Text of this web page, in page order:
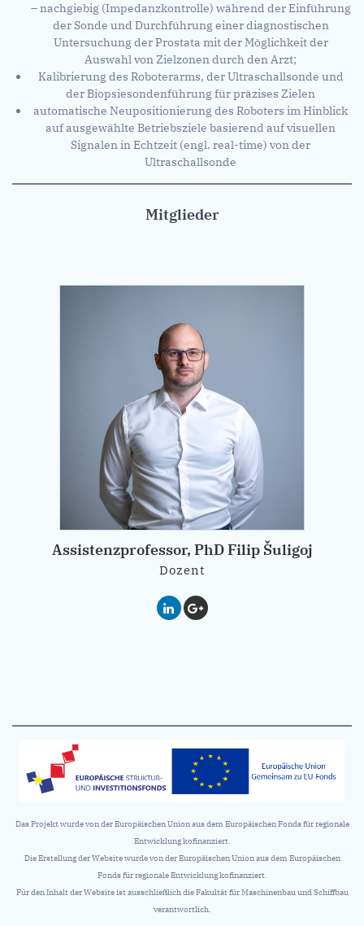
– nachgiebig (Impedanzkontrolle) während der Einführung
der Sonde und Durchführung einer diagnostischen
Untersuchung der Prostata mit der Möglichkeit der
Auswahl von Zielzonen durch den Arzt;
Kalibrierung des Roboterarms, der Ultraschallsonde und
der Biopsiesondenführung für präzises Zielen
automatische Neupositionierung des Roboters im Hinblick
auf ausgewählte Betriebsziele basierend auf visuellen
Signalen in Echtzeit (engl. real-time) von der
Ultraschallsonde
Mitglieder
Assistenzprofessor, PhD Filip Šuligoj
Dozent
Das Projekt wurde von der Europäischen Union aus dem Europäischen Fonds für regionale
Entwicklung kofinanziert.
Die Erstellung der Website wurde von der Europäischen Union aus dem Europäischen
Fonds für regionale Entwicklung kofinanziert.
Für den Inhalt der Website ist ausschließlich die Fakultät für Maschinenbau und Schiffbau
verantwortlich.